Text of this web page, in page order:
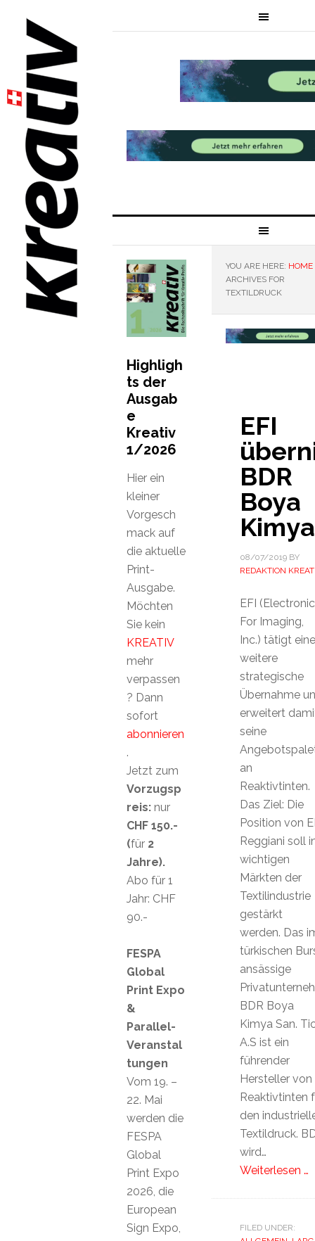
YOU ARE HERE: HOME
ARCHIVES FOR
TEXTILDRUCK
EFI
BDR
Boya
Kimya
08/07/2019BY
REDAKTION
EFI
For Imaging,
Inc.) tätigt eine
weitere
strategische
Übernahme
erweitert
seine
an
Reaktivtinten.
Das Ziel: Die
Position von
Reggiani soll
wichtigen
Märkten der
Textilindustrie
gestärkt
werden. Das
türkischen
ansässige
BDR Boya
Kimya San.
A.S ist ein
führender
Hersteller von
Reaktivtinten
den
Textildruck.
wird…
Weiterlesen …
FILED UNDER:
Highligh
ts der
Ausgab
e
Kreativ
1/2026
Hier ein
kleiner
Vorgesch
mack auf
die aktuelle
Print-
Ausgabe.
Möchten
Sie kein
KREATIV
mehr
verpassen
? Dann
sofort
abonnieren
.
Jetzt zum
Vorzugsp
reis: nur
CHF 150.-
(für 2
Jahre).
Abo für 1
Jahr: CHF
90.-
FESPA
Global
Print Expo
&
Parallel-
Veranstal
tungen
Vom 19. –
22. Mai
werden die
FESPA
Global
Print Expo
2026, die
European
Sign Expo,